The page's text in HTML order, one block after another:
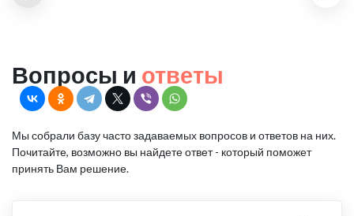
Вопросы и ответы
Мы собрали базу часто задаваемых вопросов и ответов на них.
Почитайте, возможно вы найдете ответ - который поможет
принять Вам решение.